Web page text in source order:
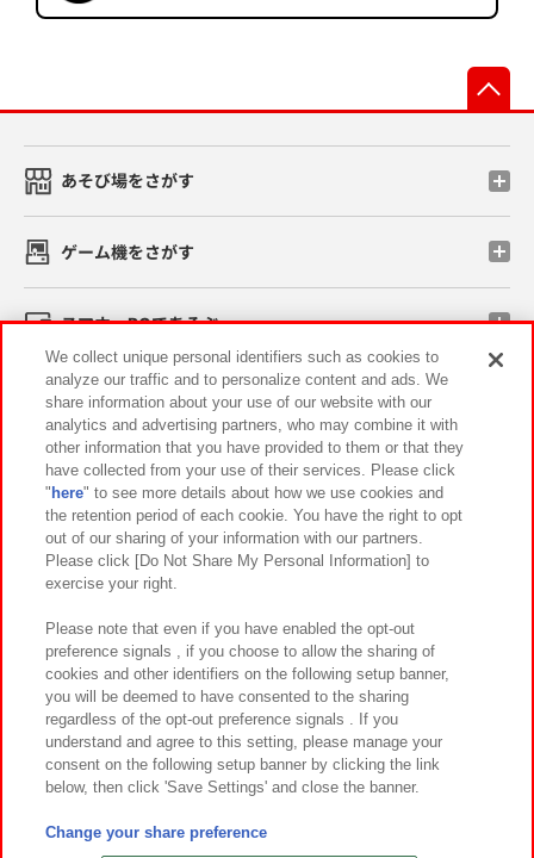
あそび場をさがす
ゲーム機をさがす
スマホ・PCであそぶ
イベント・キャンペーン
関連会社 サステナビリティ サイトポリシー
プライバシーポリシー ウェブアクセシビリティ方針と検証結果
お取引先さまとともに
カスタマーハラスメント対応方針 よくあるご質問・お問い合わせ
©Bandai Namco Amusement Inc.
©Bandai Namco Amusement Lab Inc.
We collect unique personal identifiers such as cookies to
analyze our traffic and to personalize content and ads. We
share information about your use of our website with our
analytics and advertising partners, who may combine it with
other information that you have provided to them or that they
have collected from your use of their services. Please click
" here" to see more details about how we use cookies and
the retention period of each cookie. You have the right to opt
out of our sharing of your information with our partners.
Please click [Do Not Share My Personal Information] to
exercise your right.
Please note that even if you have enabled the opt-out
preference signals , if you choose to allow the sharing of
cookies and other identifiers on the following setup banner,
you will be deemed to have consented to the sharing
regardless of the opt-out preference signals . If you
understand and agree to this setting, please manage your
consent on the following setup banner by clicking the link
below, then click 'Save Settings' and close the banner.
Change your share preference